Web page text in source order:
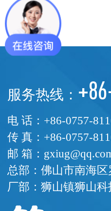
服务热线：
电 话：+86-0757-
传 真：+86-0757-
邮 箱：
总部：佛山市南海
厂部：狮山镇狮山